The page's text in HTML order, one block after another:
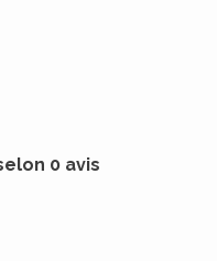
0 avis